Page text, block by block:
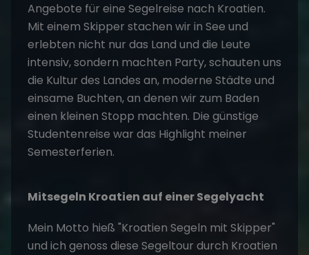
Angebote für eine Segelreise nach Kroatien.
Mit einem Skipper stachen wir in See und
erlebten nicht nur das Land und die Leute
intensiv, sondern machten Party, schauten uns
die Kultur des Landes an, moderne Städte und
einsame Buchten, an denen wir zum Baden
einen kleinen Stopp machten. Die günstige
Studentenreise war das Highlight meiner
Semesterferien.
Mitsegeln Kroatien auf einer Segelyacht
Mein Motto hieß "Kroatien Segeln mit Skipper"
und ich genoss diese Segeltour durch Kroatien